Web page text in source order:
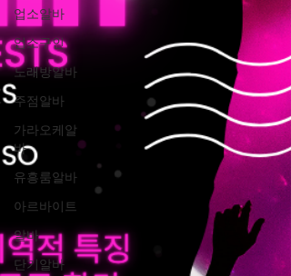
업소알바
업소구인
노래방알바
주점알바
가라오케알
바
유흥룸알바
아르바이트
알바
단기알바